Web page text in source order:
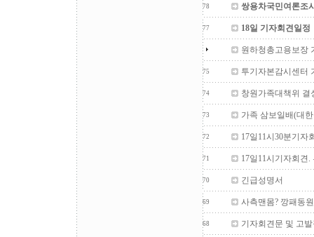
78 쌍용차국민여론조
77 18일 기자회견일정
원하청총고용보장
75 투기자본감시센터
74 창원가족대책위 결
73 가족 삼보일배(대
72 17일11시30분기자
71 17일11시기자회견
70 긴급성명서
69 사측맨몸? 깡패동
68 기자회견문 및 고